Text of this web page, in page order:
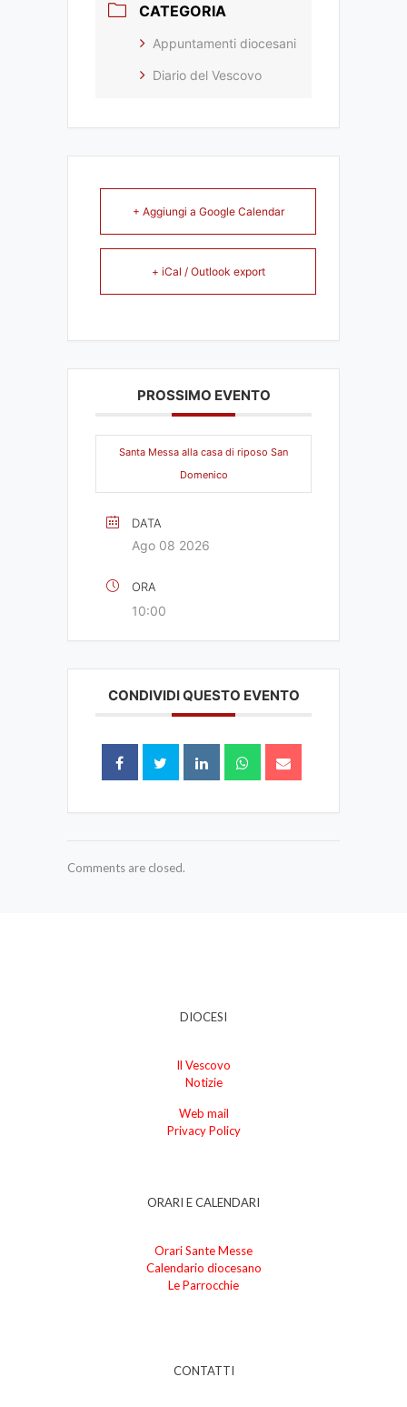
CATEGORIA
Appuntamenti diocesani
Diario del Vescovo
+ Aggiungi a Google Calendar
+ iCal / Outlook export
PROSSIMO EVENTO
Santa Messa alla casa di riposo San
Domenico
DATA
Ago 08 2026
ORA
10:00
CONDIVIDI QUESTO EVENTO
Comments are closed.
DIOCESI
Il Vescovo
Notizie
Web mail
Privacy Policy
ORARI E CALENDARI
Orari Sante Messe
Calendario diocesano
Le Parrocchie
CONTATTI